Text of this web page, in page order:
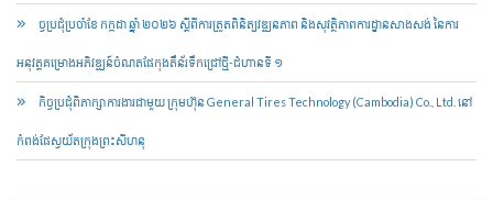
ច្ចប្រជុំប្រចាំខែ កក្កដា ឆ្នាំ ២០២៦ ស្តីពីការត្រួតពិនិត្យវឌ្ឍនភាព និងសុវត្ថិភាពការដ្ឋានសាងសង់ នៃការ
អនុវត្តគម្រោងអភិវឌ្ឍន៍ចំណតផែកុងតឺន័រទឹកជ្រៅថ្មី-ជំហានទី ១
កិច្ចប្រជុំពិភាក្សាការងារជាមួយ ក្រុមហ៊ុន General Tires Technology (Cambodia) Co., Ltd. នៅ
កំពង់ផែស្វយ័តក្រុងព្រះសីហនុ